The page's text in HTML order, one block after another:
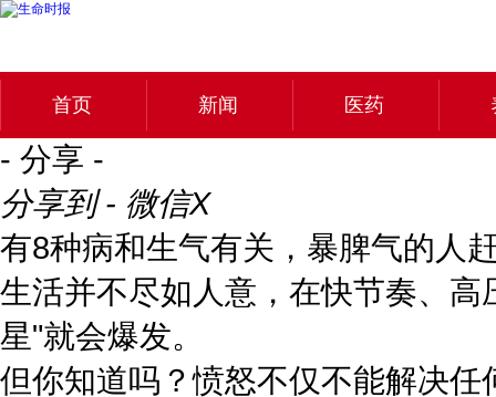
首页 新闻 医药
- 分享 -
分享到 - 微信X
有8种病和生气有关，暴脾气的人
生活并不尽如人意，在快节奏、高
星"就会爆发。
但你知道吗？愤怒不仅不能解决任